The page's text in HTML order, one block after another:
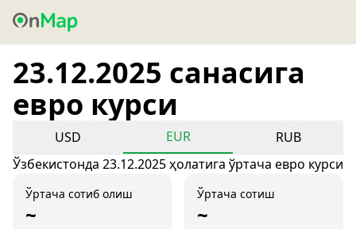
23.12.2025 санасига
евро курси
USD EUR
RUB
Ўзбекистонда 23.12.2025 ҳолатига ўртача евро курси
Ўртача сотиб олиш
~
Ўртача сотиш
~